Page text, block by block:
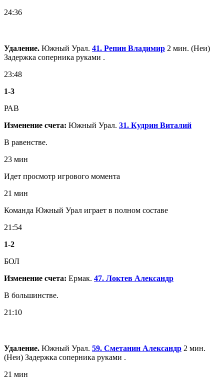
24:36
Удаление. Южный Урал. 41. Репин Владимир 2 мин. (Неи)
Задержка соперника руками .
23:48
1-3
РАВ
Изменение счета: Южный Урал. 31. Кудрин Виталий
В равенстве.
23 мин
Идет просмотр игрового момента
21 мин
Команда Южный Урал играет в полном составе
21:54
1-2
БОЛ
Изменение счета: Ермак. 47. Локтев Александр
В большинстве.
21:10
Удаление. Южный Урал. 59. Сметанин Александр 2 мин.
(Неи) Задержка соперника руками .
21 мин